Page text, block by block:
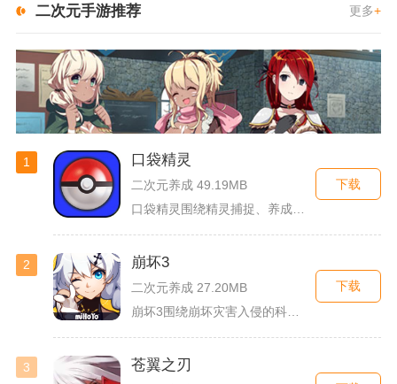
二次元手游推荐 更多+
1 口袋精灵
二次元养成 49.19MB
口袋精灵围绕精灵捕捉、养成、回合对战搭建完整冒险体系，玩家化...
下载
2 崩坏3
二次元养成 27.20MB
下载
3 苍翼之刃